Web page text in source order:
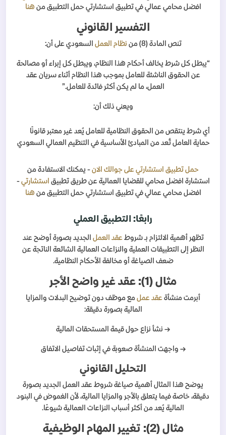
افضل محامي عمالي في تطبيق استشارتي حمل التطبيق من هنا
التفسير القانوني
تنص المادة (8) من نظام العمل السعودي على أن:
“يبطل كل شرط يخالف أحكام هذا النظام، ويبطل كل إبراء أو مصالحة
عن الحقوق الناشئة للعامل بموجب هذا النظام أثناء سريان عقد
العمل، ما لم يكن أكثر فائدة للعامل.”
ويعني ذلك أن:
أي شرط ينتقص من الحقوق النظامية للعامل يُعد غير معتبر قانونًا
حماية العامل تُعد من المبادئ الأساسية في التنظيم العمالي السعودي
حمل تطبيق استشارتي على جوالك الان - يمكنك الاستفادة من
استشارة افضل محامي للقضايا العمالية عن طريق تطبيق استشارتي-
افضل محامي عمالي في تطبيق استشارتي حمل التطبيق من هنا
رابعًا: التطبيق العملي
تظهر أهمية الالتزام بـ شروطعقد العمل الجديد بصورة أوضح عند
النظر إلى التطبيقات العملية والنزاعات العمالية الشائعة الناتجة عن
ضعف الصياغة أو مخالفة الأحكام النظامية.
مثال (1): عقد غير واضح الأجر
أبرمت منشأة عقد عمل مع موظف دون توضيح البدلات والمزايا
المالية بصورة دقيقة:
→ نشأ نزاع حول قيمة المستحقات المالية
→ واجهت المنشأة صعوبة في إثبات تفاصيل الاتفاق
التحليل القانوني
يوضح هذا المثال أهمية صياغة شروط عقد العمل الجديد بصورة
دقيقة، خاصة فيما يتعلق بالأجر والمزايا المالية، لأن الغموض في البنود
المالية يُعد من أكثر أسباب النزاعات العمالية شيوعًا.
مثال (2): تغيير المهام الوظيفية